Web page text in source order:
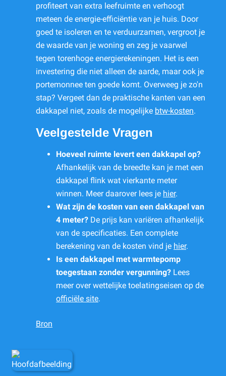
profiteert van extra leefruimte en verhoogt
meteen de energie-efficiëntie van je huis. Door
goed te isoleren en te verduurzamen, vergroot je
de waarde van je woning en zeg je vaarwel
tegen torenhoge energierekeningen. Het is een
investering die niet alleen de aarde, maar ook je
portemonnee ten goede komt. Overweeg je zo'n
stap? Vergeet dan de praktische kanten van een
dakkapel niet, zoals de mogelijke btw-kosten.
Veelgestelde Vragen
Hoeveel ruimte levert een dakkapel op?
Afhankelijk van de breedte kan je met een
dakkapel flink wat vierkante meter
winnen. Meer daarover lees je hier.
Wat zijn de kosten van een dakkapel van
4 meter? De prijs kan variëren afhankelijk
van de specificaties. Een complete
berekening van de kosten vind je hier.
Is een dakkapel met warmtepomp
toegestaan zonder vergunning? Lees
meer over wettelijke toelatingseisen op de
officiële site.
Bron